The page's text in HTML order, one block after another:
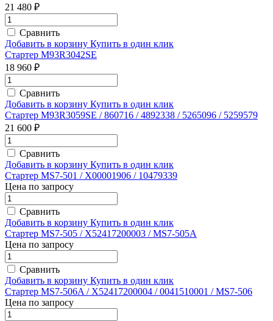
21 480 ₽
Сравнить
Добавить в корзину Купить в один клик
Стартер M93R3042SE
18 960 ₽
Сравнить
Добавить в корзину Купить в один клик
Стартер M93R3059SE / 860716 / 4892338 / 5265096 / 5259579
21 600 ₽
Сравнить
Добавить в корзину Купить в один клик
Стартер MS7-501 / X00001906 / 10479339
Цена по запросу
Сравнить
Добавить в корзину Купить в один клик
Стартер MS7-505 / X52417200003 / MS7-505A
Цена по запросу
Сравнить
Добавить в корзину Купить в один клик
Стартер MS7-506A / X52417200004 / 0041510001 / MS7-506
Цена по запросу